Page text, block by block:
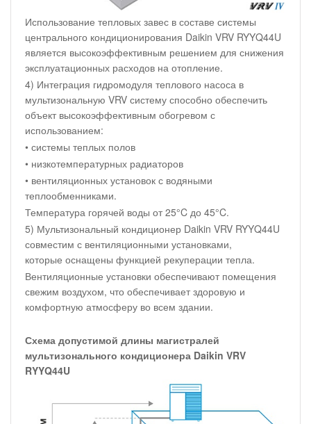
Использование тепловых завес в составе системы
центрального кондиционирования Daikin VRV RYYQ44U
является высокоэффективным решением для снижения
эксплуатационных расходов на отопление.
4) Интеграция гидромодуля теплового насоса в
мультизональную VRV систему способно обеспечить
объект высокоэффективным обогревом с
использованием:
• системы теплых полов
• низкотемпературных радиаторов
• вентиляционных установок с водяными
теплообменниками.
Температура горячей воды от 25°C до 45°C.
5) Мультизональный кондиционер Daikin VRV RYYQ44U
совместим с вентиляционными установками,
которые оснащены функцией рекуперации тепла.
Вентиляционные установки обеспечивают помещения
свежим воздухом, что обеспечивает здоровую и
комфортную атмосферу во всем здании.
Схема допустимой длины магистралей
мультизонального кондиционера Daikin VRV
RYYQ44U